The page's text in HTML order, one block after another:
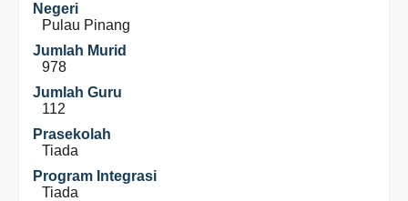
Negeri
Pulau Pinang
Jumlah Murid
978
Jumlah Guru
112
Prasekolah
Tiada
Program Integrasi
Tiada